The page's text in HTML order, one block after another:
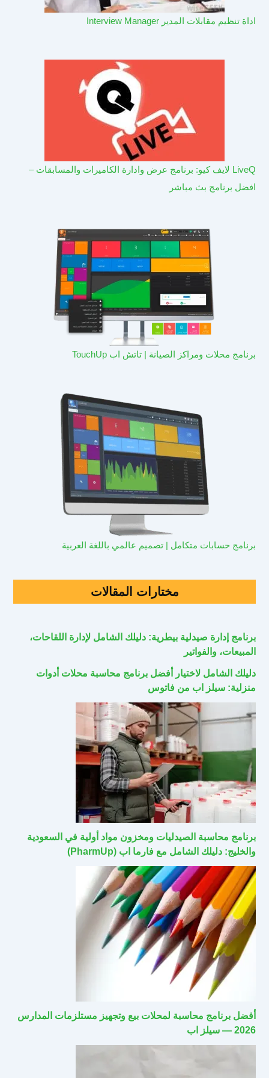
اداة تنظيم مقابلات المدير Interview Manager
LiveQ لايف كيو: برنامج عرض وادارة الكاميرات والمسابقات –
افضل برنامج بث مباشر
برنامج محلات ومراكز الصيانة | تاتش اب TouchUp
برنامج حسابات متكامل | تصميم عالمي باللغة العربية
مختارات المقالات
برنامج إدارة صيدلية بيطرية: دليلك الشامل لإدارة اللقاحات،
المبيعات، والفواتير
دليلك الشامل لاختيار أفضل برنامج محاسبة محلات أدوات
منزلية: سيلز اب من فاتوس
برنامج محاسبة الصيدليات ومخزون مواد أولية في السعودية
والخليج: دليلك الشامل مع فارما اب (PharmUp)
أفضل برنامج محاسبة لمحلات بيع وتجهيز مستلزمات المدارس
2026 — سيلز اب